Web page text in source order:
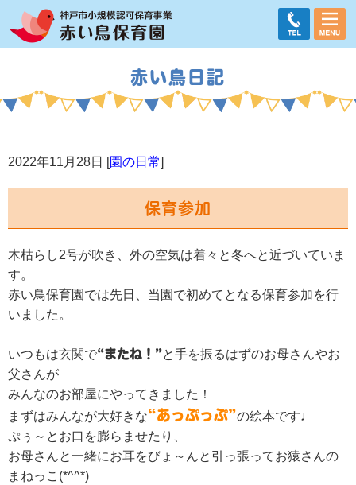
赤い鳥日記
2022年11月28日 [園の日常]
保育参加
木枯らし2号が吹き、外の空気は着々と冬へと近づいていま
す。
赤い鳥保育園では先日、当園で初めてとなる保育参加を行
いました。
いつもは玄関で“またね！”と手を振るはずのお母さんやお
父さんが
みんなのお部屋にやってきました！
まずはみんなが大好きな“あっぷっぷ”の絵本です♩
ぷぅ～とお口を膨らませたり、
お母さんと一緒にお耳をびょ～んと引っ張ってお猿さんの
まねっこ(*^^*)